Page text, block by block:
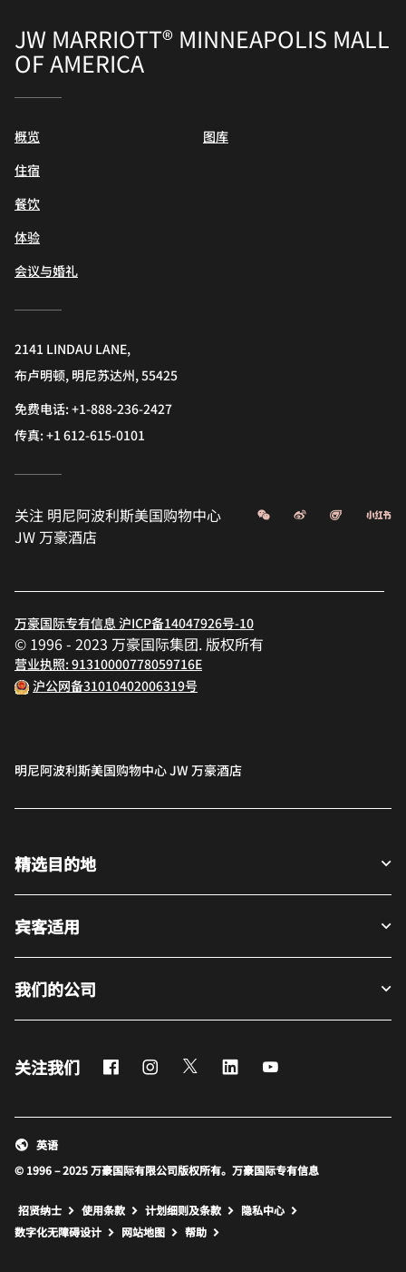
JW MARRIOTT® MINNEAPOLIS MALL
OF AMERICA
概览
住宿
餐饮
体验
会议与婚礼
图库
2141 LINDAU LANE,
布卢明顿, 明尼苏达州, 55425
免费电话:+1-888-236-2427
传真:+1 612-615-0101
关注 明尼阿波利斯美国购物中心
JW 万豪酒店
微信 微博 飞猪
万豪国际专有信息 沪ICP备14047926号-10
© 1996 - 2023 万豪国际集团. 版权所有
营业执照: 91310000778059716E
沪公网备31010402006319号
明尼阿波利斯美国购物中心 JW 万豪酒店
精选目的地
宾客适用
我们的公司
关注我们 FacebookInstagram
Twitter LinkedIn
© 1996 – 2025 万豪国际有限公司版权所有。万豪国际专有信息
英语
招贤纳士 使用条款 计划细则及条款
隐私中心
数字化无障碍设计
网站地图 打开新窗口
帮助